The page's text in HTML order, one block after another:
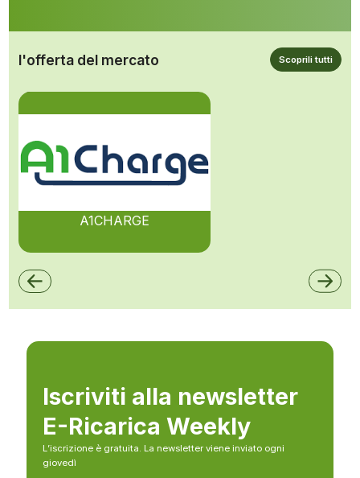
l'offerta del mercato Scoprili tutti
A1CHARGE
Iscriviti alla newsletter
E-Ricarica Weekly
L’iscrizione è gratuita. La newsletter viene inviato ogni
giovedì